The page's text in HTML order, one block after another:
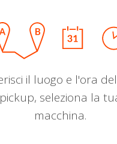
il luogo e l'ora
pickup, seleziona la
macchina.